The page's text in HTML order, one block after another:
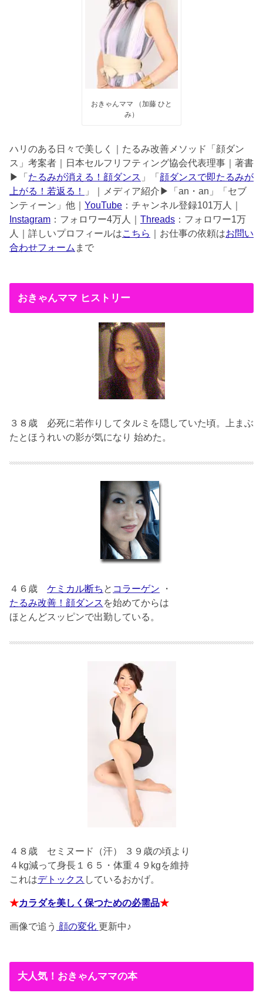
おきゃんママ （加藤 ひと
み）
ハリのある日々で美しく｜たるみ改善メソッド「顔ダン
ス」考案者｜日本セルフリフティング協会代表理事｜著書
▶︎「 たるみが消える！顔ダンス 」「 顔ダンスで即たるみが
上がる！若返る！
」｜メディア紹介▶︎「an・an」「セブ
ンティーン」他｜ YouTube ：チャンネル登録101万人｜
Instagram ：フォロワー4万人｜ Threads ：フォロワー1万
人｜詳しいプロフィールはこちら ｜お仕事の依頼はお問い
合わせフォーム まで
おきゃんママ ヒストリー
３８歳 必死に若作りしてタルミを隠していた頃。上まぶ
たとほうれいの影が気になり 始めた。
４６歳 ケミカル断ち と コラーゲン ・
たるみ改善！顔ダンス を始めてからは
ほとんどスッピンで出勤している。
４８歳 セミヌード（汗） ３９歳の頃より
４kg減って身長１６５・体重４９kgを維持
これはデトックス しているおかげ。
★カラダを美しく保つための必需品★
画像で追う 顔の変化 更新中♪
大人気！おきゃんママの本